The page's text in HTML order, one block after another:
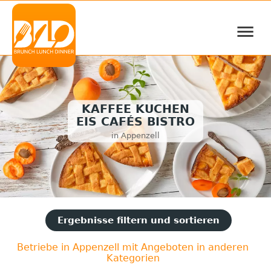
≡
KAFFEE KUCHEN
EIS CAFÉS BISTRO
in Appenzell
Ergebnisse filtern und sortieren
Betriebe in Appenzell mit Angeboten in anderen
Kategorien